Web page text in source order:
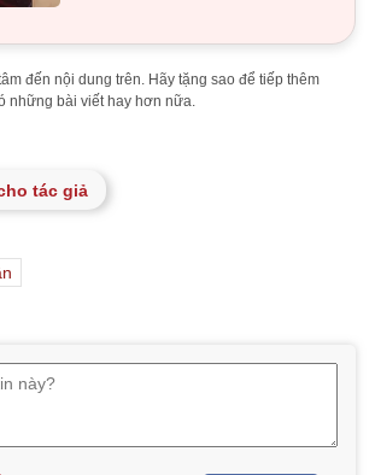
đến nội dung trên. Hãy tặng sao để tiếp thêm
những bài viết hay hơn nữa.
tác giả